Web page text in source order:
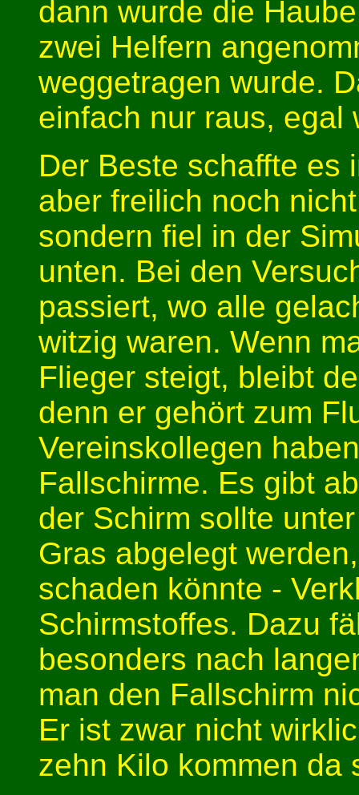
dann wurde die
zwei Helfern
weggetragen wurde.
einfach nur raus, egal
Der Beste schaffte es
aber freilich noch
sondern fiel in der
unten. Bei den
passiert, wo alle
witzig waren. Wenn
Flieger steigt, bleibt
denn er gehört zum
Vereinskollegen
Fallschirme. Es gibt
der Schirm sollte
Gras abgelegt
schaden könnte -
Schirmstoffes. Dazu
besonders nach
man den Fallschirm
Er ist zwar nicht
zehn Kilo kommen da